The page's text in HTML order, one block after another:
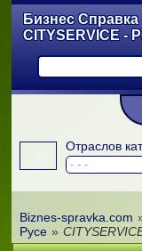
Бизнес Справка
CITYSERVICE -
Отраслов
Biznes-spravka.com
Русе »